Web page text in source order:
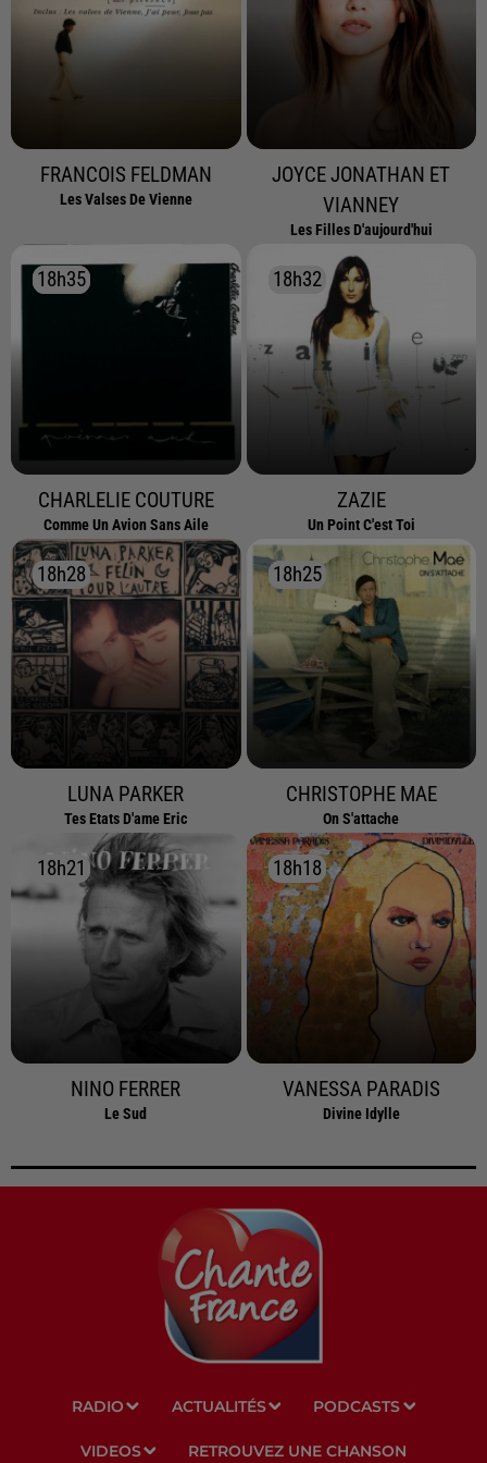
FRANCOIS FELDMAN
Les Valses De Vienne
JOYCE JONATHAN ET
VIANNEY
Les Filles D'aujourd'hui
18h35
18h35
CHARLELIE COUTURE
Comme Un Avion Sans Aile
18h32
18h32
ZAZIE
Un Point C'est Toi
18h28
18h28
LUNA PARKER
Tes Etats D'ame Eric
18h25
18h25
CHRISTOPHE MAE
On S'attache
18h21
18h21
NINO FERRER
Le Sud
18h18
18h18
VANESSA PARADIS
Divine Idylle
RADIO ACTUALITÉS PODCASTS
VIDEOS RETROUVEZ UNE CHANSON